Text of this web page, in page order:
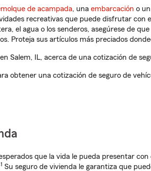
de acampada, una embarcación o un
recreativas que puede disfrutar con
el agua o los senderos, asegúrese de
Proteja sus artículos más preciados
Salem, IL, acerca de una cotización de
obtener una cotización de seguro de
que la vida le pueda presentar con
1 Su seguro de vivienda le garantiza que